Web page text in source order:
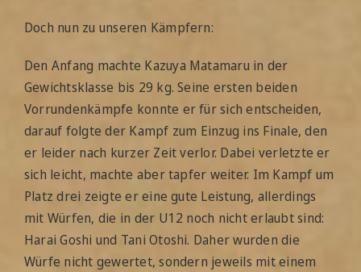
Doch nun zu unseren Kämpfern:
Den Anfang machte Kazuya Matamaru in der
Gewichtsklasse bis 29 kg. Seine ersten beiden
Vorrundenkämpfe konnte er für sich entscheiden,
darauf folgte der Kampf zum Einzug ins Finale, den
er leider nach kurzer Zeit verlor. Dabei verletzte er
sich leicht, machte aber tapfer weiter. Im Kampf um
Platz drei zeigte er eine gute Leistung, allerdings
mit Würfen, die in der U12 noch nicht erlaubt sind:
Harai Goshi und Tani Otoshi. Daher wurden die
Würfe nicht gewertet, sondern jeweils mit einem